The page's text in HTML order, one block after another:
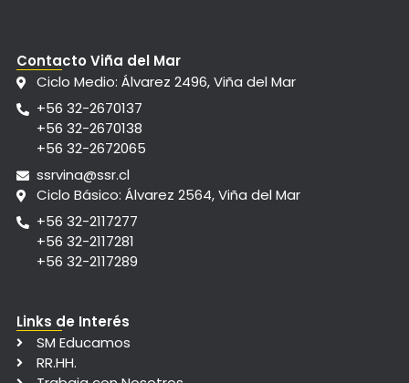
Contacto Viña del Mar
Ciclo Medio: Álvarez 2496, Viña del Mar
+56 32-2670137
+56 32-2670138
+56 32-2672065
ssrvina@ssr.cl
Ciclo Básico: Álvarez 2564, Viña del Mar
+56 32-2117277
+56 32-2117281
+56 32-2117289
Links de Interés
SM Educamos
RR.HH.